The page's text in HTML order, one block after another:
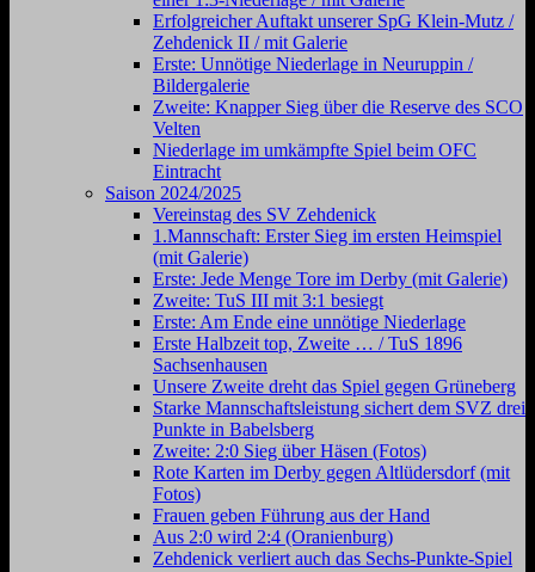
Erfolgreicher Auftakt unserer SpG Klein-Mutz /
Zehdenick II / mit Galerie
Erste: Unnötige Niederlage in Neuruppin /
Bildergalerie
Zweite: Knapper Sieg über die Reserve des SCO
Velten
Niederlage im umkämpfte Spiel beim OFC
Eintracht
Saison 2024/2025
Vereinstag des SV Zehdenick
1.Mannschaft: Erster Sieg im ersten Heimspiel
(mit Galerie)
Erste: Jede Menge Tore im Derby (mit Galerie)
Zweite: TuS III mit 3:1 besiegt
Erste: Am Ende eine unnötige Niederlage
Erste Halbzeit top, Zweite … / TuS 1896
Sachsenhausen
Unsere Zweite dreht das Spiel gegen Grüneberg
Starke Mannschaftsleistung sichert dem SVZ drei
Punkte in Babelsberg
Zweite: 2:0 Sieg über Häsen (Fotos)
Rote Karten im Derby gegen Altlüdersdorf (mit
Fotos)
Frauen geben Führung aus der Hand
Aus 2:0 wird 2:4 (Oranienburg)
Zehdenick verliert auch das Sechs-Punkte-Spiel